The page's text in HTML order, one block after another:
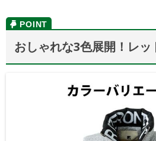
おしゃれな3色展開！レッ